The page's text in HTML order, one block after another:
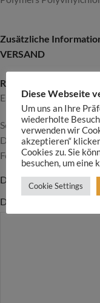
Zusätzliche
VERSAND
Rezensionen
Es gibt noch keine
Schreibe die erste
Deine E-Mail-Adresse
Felder sind mit*
Deine Bewertung
Deine Rezension
Alternative:
Diese Webseite
Um uns an Ihre
wiederholte
verwenden wir
akzeptieren“
Cookies zu. Sie
besuchen, um
Cookie Settings